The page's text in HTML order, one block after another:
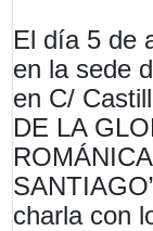
El día 5 de
en la sede
en C/
DE LA
charla con